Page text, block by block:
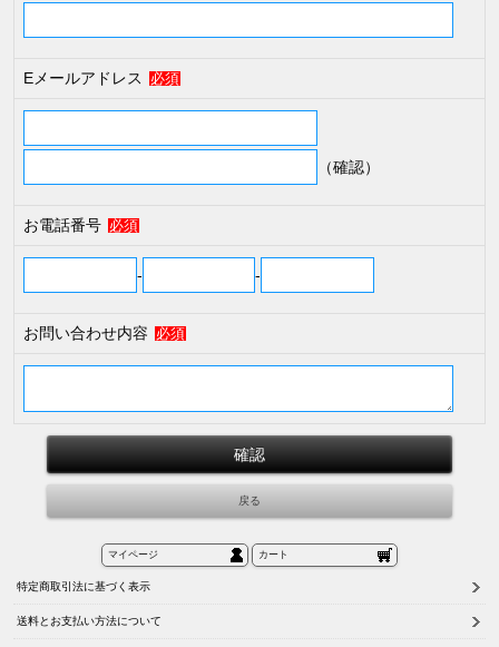
Eメールアドレス 必須
（確認）
お電話番号 必須
- -
お問い合わせ内容 必須
マイページ カート
特定商取引法に基づく表示
送料とお支払い方法について